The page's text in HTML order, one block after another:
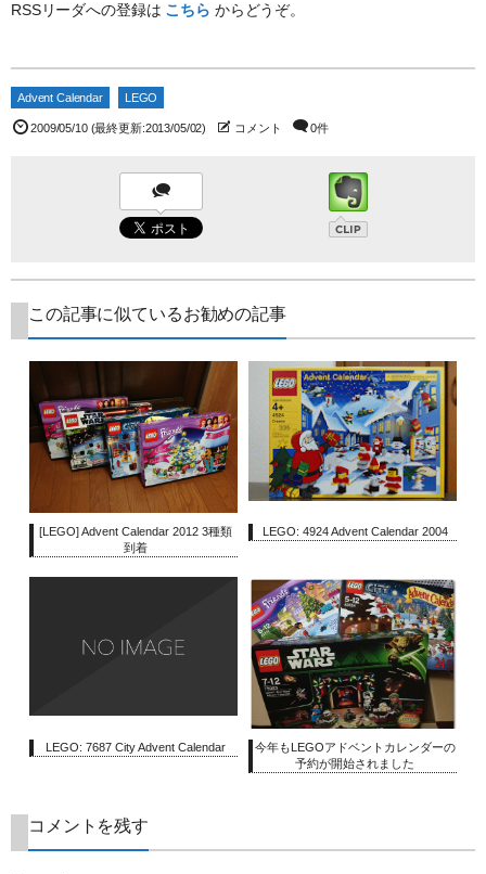
RSSリーダへの登録は こちら からどうぞ。
Advent Calendar LEGO
2009/05/10(最終更新:2013/05/02) コメント 0件
この記事に似ているお勧めの記事
[LEGO] Advent Calendar 2012 3種類
到着
LEGO: 4924 Advent Calendar 2004
LEGO: 7687 City Advent Calendar
今年もLEGOアドベントカレンダーの
予約が開始されました
コメントを残す